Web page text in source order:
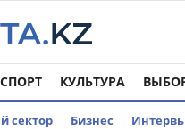
СПОРТ КУЛЬТУРА
сектор Бизнес